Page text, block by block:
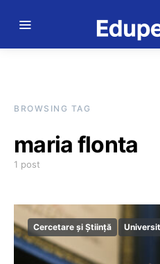
BROWSING TAG
maria flonta
1 post
Cercetare și Știință